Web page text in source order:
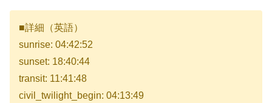
■詳細（英語）
sunrise: 04:42:52
sunset: 18:40:44
transit: 11:41:48
civil_twilight_begin: 04:13:49